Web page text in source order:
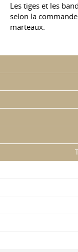
Les tiges et les
selon la
marteaux.